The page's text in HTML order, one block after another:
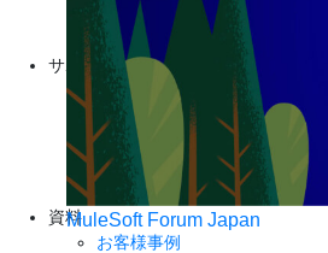
MuleSoft Forum Japan
Business Value Services (英語)
MuleSoft Meet-up (英語)
サポート
ヘルプセンター (英語)
コミュニティ (英語)
チュートリアル (英語)
ドキュメント
Quick start guides (英語)
資料
お客様事例